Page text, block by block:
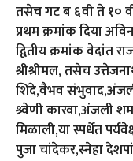
तसेच गट ब ६वी ते १०
प्रथम क्रमांक दिया
द्वितीय क्रमांक वेदांत
श्रीश्रीमल, तसेच
शिंदे,वैभव
श्र्वेणी कारवा,अंजली
मिळाली,या स्पर्धेत
पुजा चांदेकर,स्नेहा